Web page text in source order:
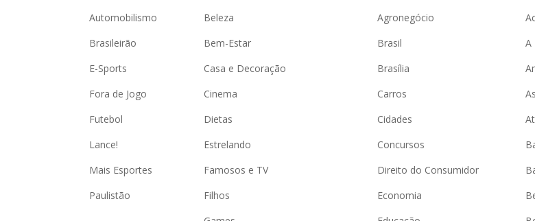
Automobilismo
Brasileirão
E-Sports
Fora de Jogo
Futebol
Lance!
Mais Esportes
Paulistão
Beleza
Bem-Estar
Casa e Decoração
Cinema
Dietas
Estrelando
Famosos e TV
Filhos
Agronegócio
Brasil
Brasília
Carros
Cidades
Concursos
Direito do Consumidor
Economia
A